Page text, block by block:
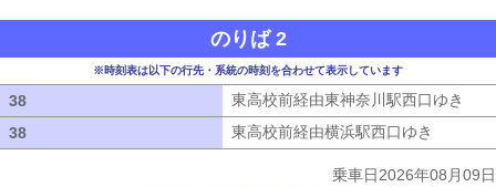
のりば 2
※時刻表は以下の行先・系統の時刻を合わせて表示しています
38 東高校前経由東神奈川駅西口ゆき
38
東高校前経由横浜駅西口ゆき
乗車日2026年08月09日